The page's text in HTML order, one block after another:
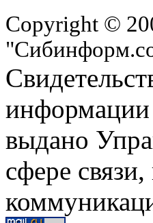
Copyright ©
выдано
сфере